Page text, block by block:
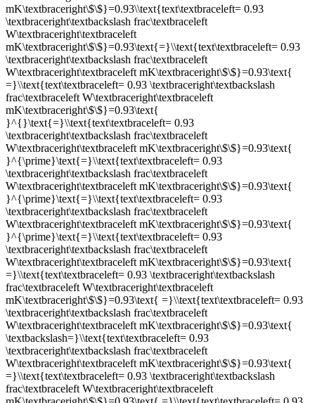
mK\textbraceright\$\$}=0.93\\text{text\textbraceleft= 0.93
\textbraceright\textbackslash frac\textbraceleft
W\textbraceright\textbraceleft
mK\textbraceright\$\$}=0.93\text{=}\\text{text\textbraceleft= 0.93
\textbraceright\textbackslash frac\textbraceleft
W\textbraceright\textbraceleft mK\textbraceright\$\$}=0.93\text{
=}\\text{text\textbraceleft= 0.93 \textbraceright\textbackslash
frac\textbraceleft W\textbraceright\textbraceleft
mK\textbraceright\$\$}=0.93\text{
}^{}\text{=}\\text{text\textbraceleft= 0.93
\textbraceright\textbackslash frac\textbraceleft
W\textbraceright\textbraceleft mK\textbraceright\$\$}=0.93\text{
}^{\prime}\text{=}\\text{text\textbraceleft= 0.93
\textbraceright\textbackslash frac\textbraceleft
W\textbraceright\textbraceleft mK\textbraceright\$\$}=0.93\text{
}^{\prime}\text{=}\\text{text\textbraceleft= 0.93
\textbraceright\textbackslash frac\textbraceleft
W\textbraceright\textbraceleft mK\textbraceright\$\$}=0.93\text{
}^{\prime}\text{=}\\text{text\textbraceleft= 0.93
\textbraceright\textbackslash frac\textbraceleft
W\textbraceright\textbraceleft mK\textbraceright\$\$}=0.93\text{
=}\\text{text\textbraceleft= 0.93 \textbraceright\textbackslash
frac\textbraceleft W\textbraceright\textbraceleft
mK\textbraceright\$\$}=0.93\text{ =}\\text{text\textbraceleft= 0.93
\textbraceright\textbackslash frac\textbraceleft
W\textbraceright\textbraceleft mK\textbraceright\$\$}=0.93\text{
\textbackslash=}\\text{text\textbraceleft= 0.93
\textbraceright\textbackslash frac\textbraceleft
W\textbraceright\textbraceleft mK\textbraceright\$\$}=0.93\text{
=}\\text{text\textbraceleft= 0.93 \textbraceright\textbackslash
frac\textbraceleft W\textbraceright\textbraceleft